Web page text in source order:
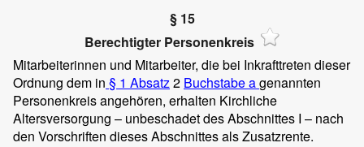
§ 15
Berechtigter Personenkreis
Mitarbeiterinnen und Mitarbeiter, die bei Inkrafttreten dieser
Ordnung dem in § 1 Absatz2 Buchstabe agenannten
Personenkreis angehören, erhalten Kirchliche
Altersversorgung – unbeschadet des Abschnittes I – nach
den Vorschriften dieses Abschnittes als Zusatzrente.